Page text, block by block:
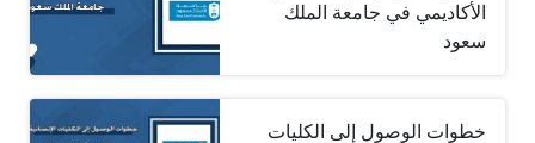
الأكاديمي في جامعة الملك
سعود
خطوات الوصول إلى الكليات